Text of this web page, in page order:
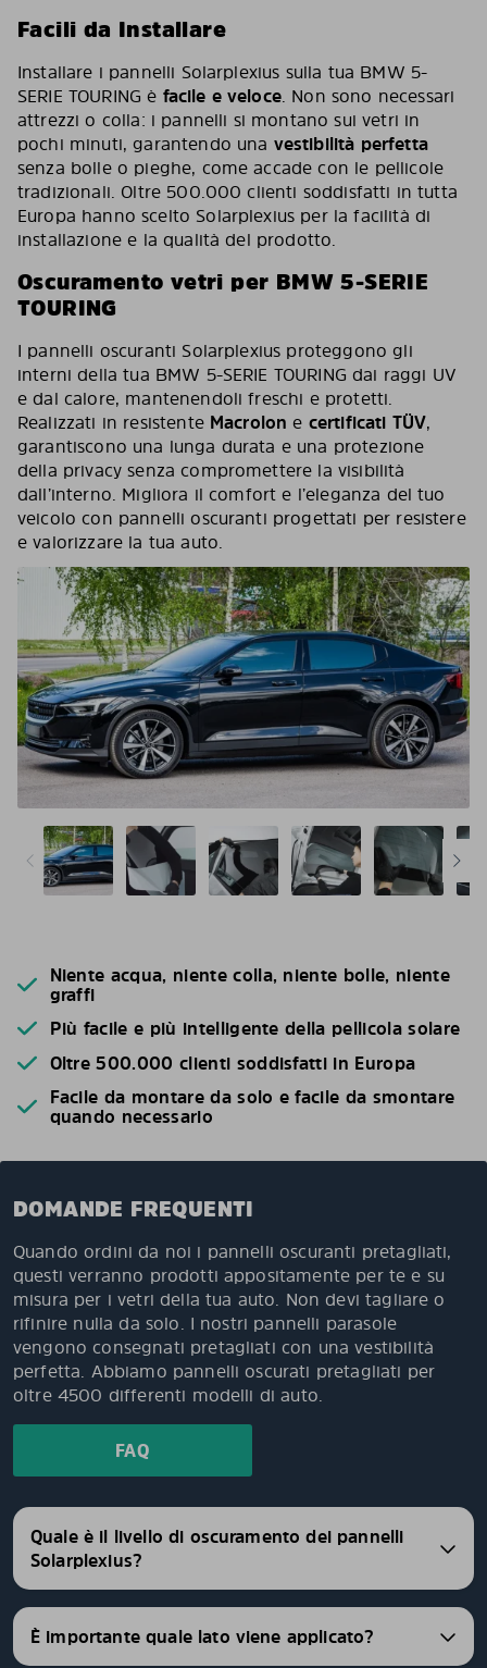
Facili da Installare
Installare i pannelli Solarplexius sulla tua BMW 5-
SERIE TOURING è facile e veloce. Non sono necessari
attrezzi o colla: i pannelli si montano sui vetri in
pochi minuti, garantendo una vestibilità perfetta
senza bolle o pieghe, come accade con le pellicole
tradizionali. Oltre 500.000 clienti soddisfatti in tutta
Europa hanno scelto Solarplexius per la facilità di
installazione e la qualità del prodotto.
Oscuramento vetri per BMW 5-SERIE
TOURING
I pannelli oscuranti Solarplexius proteggono gli
interni della tua BMW 5-SERIE TOURING dai raggi UV
e dal calore, mantenendoli freschi e protetti.
Realizzati in resistente Macrolon e certificati TÜV,
garantiscono una lunga durata e una protezione
della privacy senza compromettere la visibilità
dall’interno. Migliora il comfort e l’eleganza del tuo
veicolo con pannelli oscuranti progettati per resistere
e valorizzare la tua auto.
Niente acqua, niente colla, niente bolle, niente
graffi
Più facile e più intelligente della pellicola solare
Oltre 500.000 clienti soddisfatti in Europa
Facile da montare da solo e facile da smontare
quando necessario
DOMANDE FREQUENTI
Quando ordini da noi i pannelli oscuranti pretagliati,
questi verranno prodotti appositamente per te e su
misura per i vetri della tua auto. Non devi tagliare o
rifinire nulla da solo. I nostri pannelli parasole
vengono consegnati pretagliati con una vestibilità
perfetta. Abbiamo pannelli oscurati pretagliati per
oltre 4500 differenti modelli di auto.
FAQ
Quale è il livello di oscuramento dei pannelli
Solarplexius?
È importante quale lato viene applicato?